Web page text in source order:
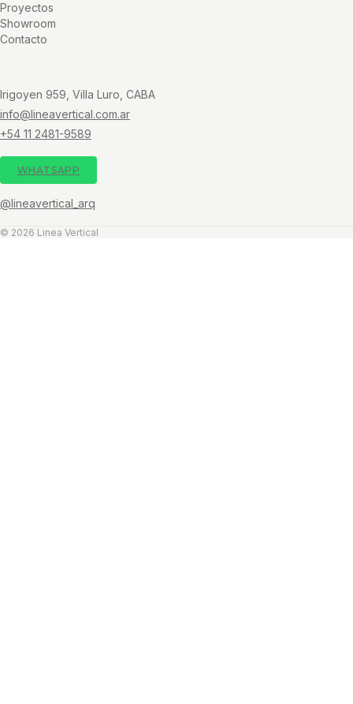
Proyectos
Showroom
Contacto
Irigoyen 959, Villa Luro, CABA
info@lineavertical.com.ar
+54 11 2481-9589
WHATSAPP
@lineavertical_arq
© 2026 Linea Vertical